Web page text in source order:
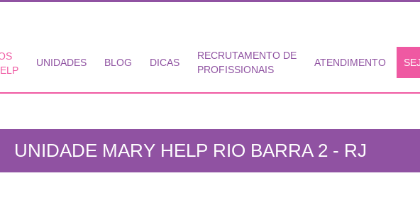
UNIDADES BLOG DICAS
RECRUTAMENTO DE
PROFISSIONAIS
ATENDIMENTO
UNIDADE MARY HELP RIO BARRA 2 - RJ